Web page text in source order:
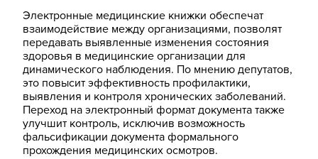
Электронные медицинские книжки обеспечат
взаимодействие между организациями, позволят
передавать выявленные изменения состояния
здоровья в медицинские организации для
динамического наблюдения. По мнению депутатов,
это повысит эффективность профилактики,
выявления и контроля хронических заболеваний.
Переход на электронный формат документа также
улучшит контроль, исключив возможность
фальсификации документа формального
прохождения медицинских осмотров.